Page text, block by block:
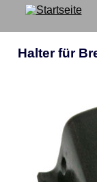
Halter für